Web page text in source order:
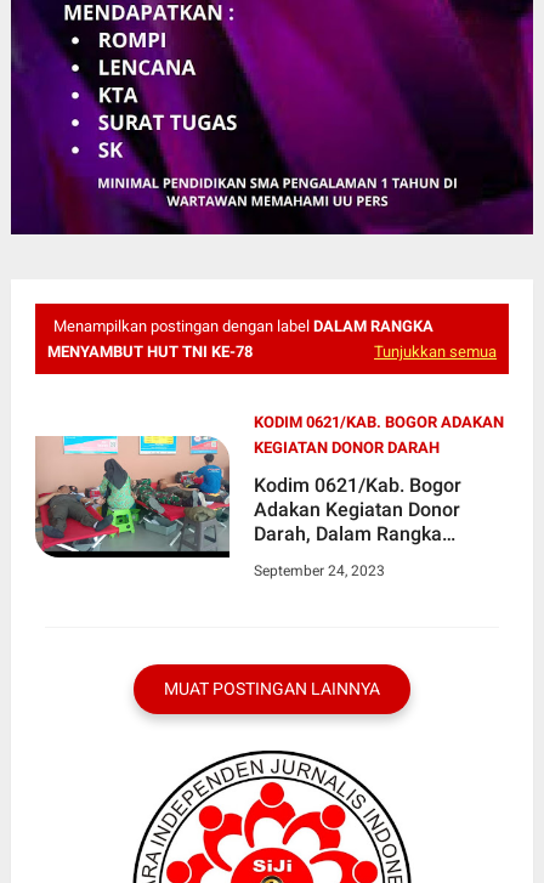
Menampilkan postingan dengan label DALAM RANGKA
MENYAMBUT HUT TNI KE-78
Tunjukkan semua
KODIM 0621/KAB. BOGOR ADAKAN
KEGIATAN DONOR DARAH
Kodim 0621/Kab. Bogor
Adakan Kegiatan Donor
Darah, Dalam Rangka
September 24, 2023
MUAT POSTINGAN LAINNYA